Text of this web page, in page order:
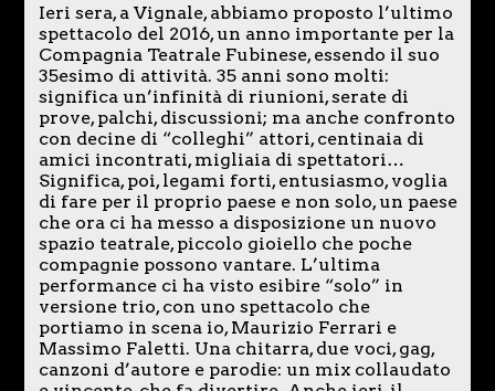
Ieri sera, a Vignale, abbiamo proposto l’ultimo
spettacolo del 2016, un anno importante per la
Compagnia Teatrale Fubinese, essendo il suo
35esimo di attività. 35 anni sono molti:
significa un’infinità di riunioni, serate di
prove, palchi, discussioni; ma anche confronto
con decine di “colleghi” attori, centinaia di
amici incontrati, migliaia di spettatori…
Significa, poi, legami forti, entusiasmo, voglia
di fare per il proprio paese e non solo, un paese
che ora ci ha messo a disposizione un nuovo
spazio teatrale, piccolo gioiello che poche
compagnie possono vantare. L’ultima
performance ci ha visto esibire “solo” in
versione trio, con uno spettacolo che
portiamo in scena io, Maurizio Ferrari e
Massimo Faletti. Una chitarra, due voci, gag,
canzoni d’autore e parodie: un mix collaudato